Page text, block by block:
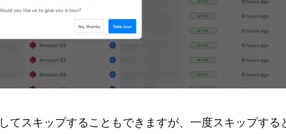
てスキップすることもできますが、一度スキップす